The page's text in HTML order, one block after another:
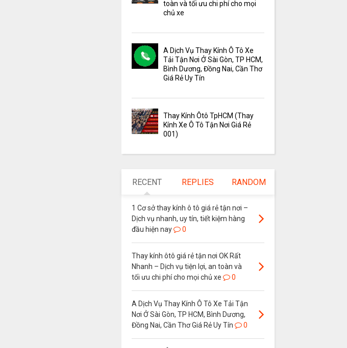
toàn và tối ưu chi phí cho mọi
chủ xe
A Dịch Vụ Thay Kính Ô Tô Xe
Tải Tận Nơi Ở Sài Gòn, TP HCM,
Bình Dương, Đồng Nai, Cần Thơ
Giá Rẻ Uy Tín
Thay Kính Ôtô TpHCM (Thay
Kính Xe Ô Tô Tận Nơi Giá Rẻ
001)
RECENT REPLIES RANDOM
1 Cơ sở thay kính ô tô giá rẻ tận nơi –
Dịch vụ nhanh, uy tín, tiết kiệm hàng
đầu hiện nay
0
Thay kính ôtô giá rẻ tận nơi OK Rất
Nhanh – Dịch vụ tiện lợi, an toàn và
tối ưu chi phí cho mọi chủ xe
0
A Dịch Vụ Thay Kính Ô Tô Xe Tải Tận
Nơi Ở Sài Gòn, TP HCM, Bình Dương,
Đồng Nai, Cần Thơ Giá Rẻ Uy Tín
0